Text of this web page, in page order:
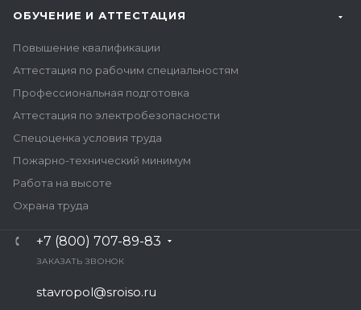
ОБУЧЕНИЕ И АТТЕСТАЦИЯ
Повышение квалификации
Аттестация по рабочим специальностям
Профессиональная подготовка
Аттестация по электробезопасности
Спецоценка условия труда
Пожарно-технический минимум
Работа на высоте
Охрана труда
+7 (800) 707-89-83
ЗАКАЗАТЬ ЗВОНОК
stavropol@sroiso.ru